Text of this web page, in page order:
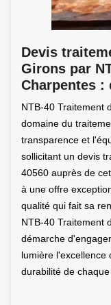
Devis
Girons par
Charpentes :
NTB-40 Traitement
domaine du
transparence et
sollicitant un devis
40560 auprès de
à une offre
qualité qui fait sa
NTB-40 Traitement
démarche
lumière l'excellence
durabilité de chaque